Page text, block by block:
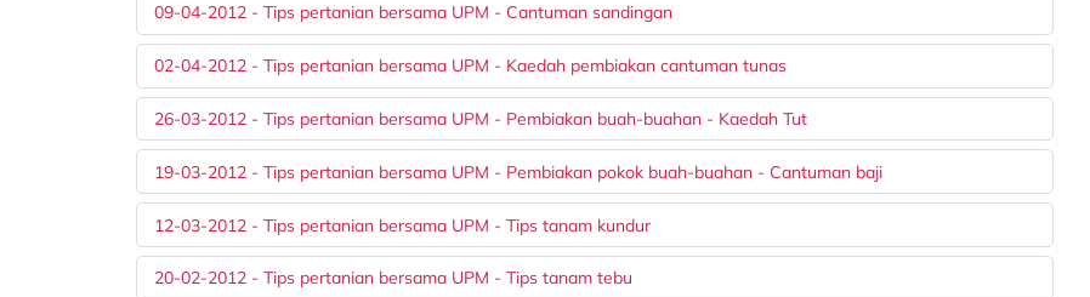
09-04-2012 - Tips pertanian bersama UPM - Cantuman sandingan
02-04-2012 - Tips pertanian bersama UPM - Kaedah pembiakan cantuman tunas
26-03-2012 - Tips pertanian bersama UPM - Pembiakan buah-buahan - Kaedah Tut
19-03-2012 - Tips pertanian bersama UPM - Pembiakan pokok buah-buahan - Cantuman baji
12-03-2012 - Tips pertanian bersama UPM - Tips tanam kundur
20-02-2012 - Tips pertanian bersama UPM - Tips tanam tebu